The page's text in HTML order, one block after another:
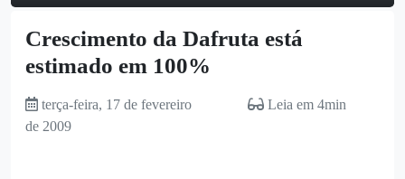
Crescimento da Dafruta está
estimado em 100%
terça-feira, 17 de fevereiro
de 2009
Leia em 4min